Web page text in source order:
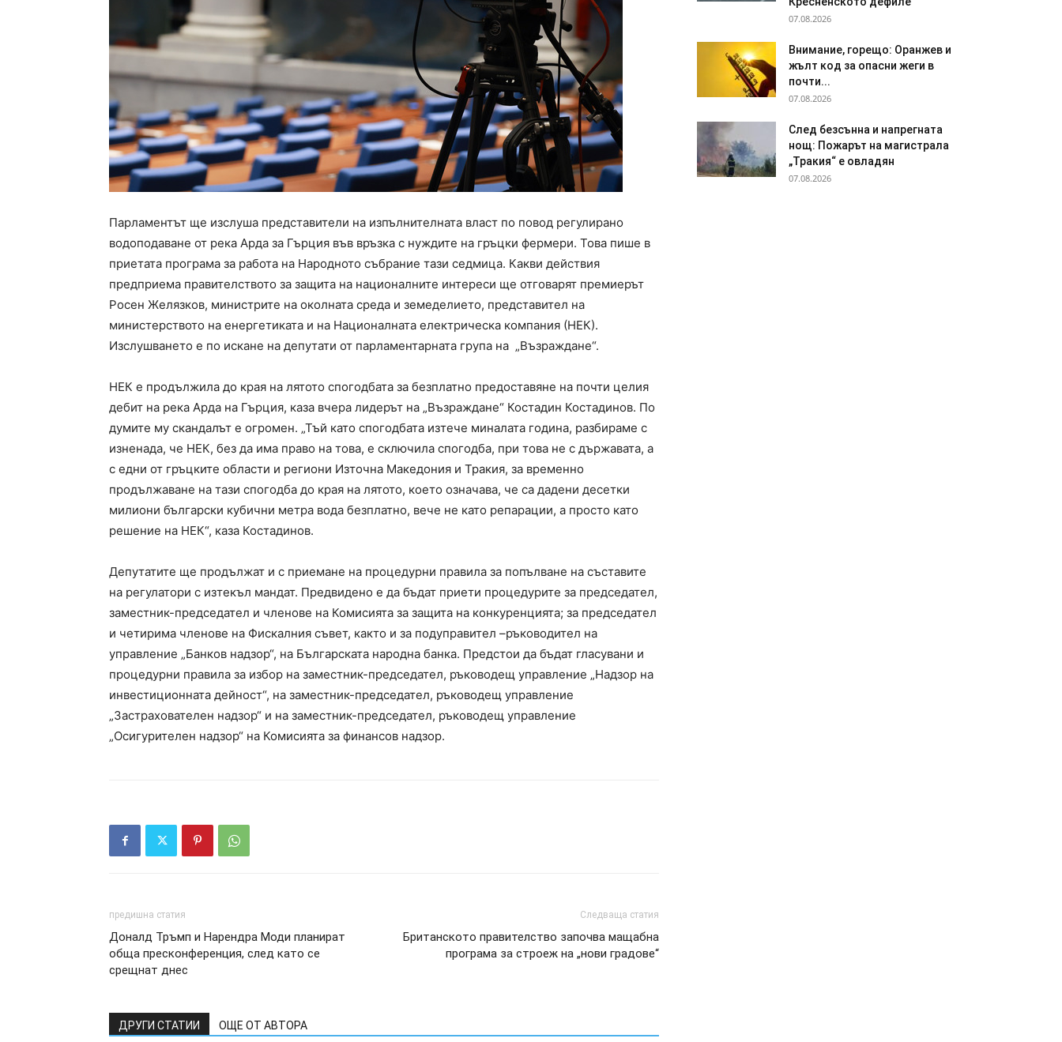
Парламентът ще изслуша представители на изпълнителната власт по повод регулирано
водоподаване от река Арда за Гърция във връзка с нуждите на гръцки фермери. Това пише в
приетата програма за работа на Народното събрание тази седмица. Какви действия
предприема правителството за защита на националните интереси ще отговарят премиерът
Росен Желязков, министрите на околната среда и земеделието, представител на
министерството на енергетиката и на Националната електрическа компания (НЕК).
Изслушването е по искане на депутати от парламентарната група на „Възраждане“.
НЕК е продължила до края на лятото спогодбата за безплатно предоставяне на почти целия
дебит на река Арда на Гърция, каза вчера лидерът на „Възраждане“ Костадин Костадинов. По
думите му скандалът е огромен. „Тъй като спогодбата изтече миналата година, разбираме с
изненада, че НЕК, без да има право на това, е сключила спогодба, при това не с държавата, а
с едни от гръцките области и региони Източна Македония и Тракия, за временно
продължаване на тази спогодба до края на лятото, което означава, че са дадени десетки
милиони български кубични метра вода безплатно, вече не като репарации, а просто като
решение на НЕК“, каза Костадинов.
Депутатите ще продължат и с приемане на процедурни правила за попълване на съставите
на регулатори с изтекъл мандат. Предвидено е да бъдат приети процедурите за председател,
заместник-председател и членове на Комисията за защита на конкуренцията; за председател
и четирима членове на Фискалния съвет, както и за подуправител –ръководител на
управление „Банков надзор“, на Българската народна банка. Предстои да бъдат гласувани и
процедурни правила за избор на заместник-председател, ръководещ управление „Надзор на
инвестиционната дейност“, на заместник-председател, ръководещ управление
„Застрахователен надзор“ и на заместник-председател, ръководещ управление
„Осигурителен надзор“ на Комисията за финансов надзор.
предишна статия
Доналд Тръмп и Нарендра Моди планират
обща пресконференция, след като се
срещнат днес
Следваща статия
Британското правителство започва мащабна
програма за строеж на „нови градове“
ДРУГИ СТАТИИ ОЩЕ ОТ АВТОРА
07.08.2026
Внимание, горещо: Оранжев и
жълт код за опасни жеги в
почти...
07.08.2026
След безсънна и напрегната
нощ: Пожарът на магистрала
„Тракия“ е овладян
07.08.2026